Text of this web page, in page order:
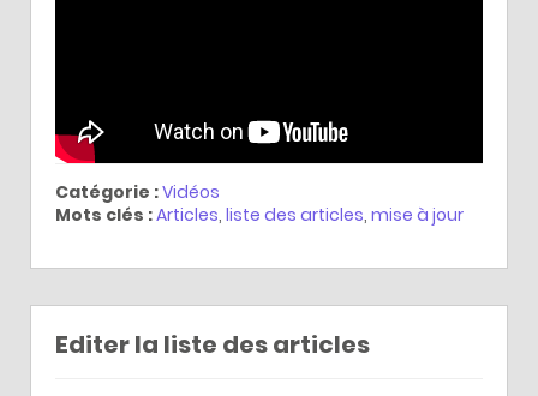
Catégorie :Vidéos
Mots clés :Articles, liste des articles, mise à jour
Editer la liste des articles